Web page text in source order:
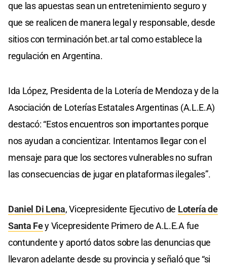
que las apuestas sean un entretenimiento seguro y
que se realicen de manera legal y responsable, desde
sitios con terminación bet.ar tal como establece la
regulación en Argentina.
Ida López, Presidenta de la Lotería de Mendoza y de la
Asociación de Loterías Estatales Argentinas (A.L.E.A)
destacó: “Estos encuentros son importantes porque
nos ayudan a concientizar. Intentamos llegar con el
mensaje para que los sectores vulnerables no sufran
las consecuencias de jugar en plataformas ilegales”.
Daniel Di Lena, Vicepresidente Ejecutivo de Lotería de
Santa Fey Vicepresidente Primero de A.L.E.A fue
contundente y aportó datos sobre las denuncias que
llevaron adelante desde su provincia y señaló que “si